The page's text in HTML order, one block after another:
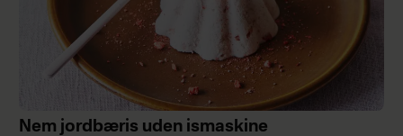
Nem jordbæris uden ismaskine